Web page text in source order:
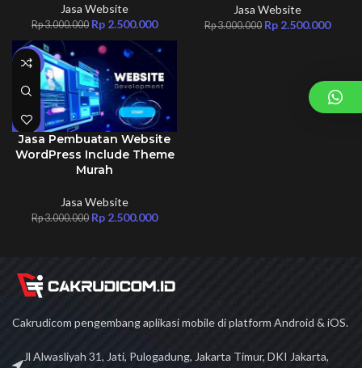
Jasa Website
Rp3.000.000 Rp 2.500.000
Jasa Website
Rp3.000.000 Rp 2.500.000
-17%
Jasa Pembuatan Website
WordPress Include Theme
Murah
Jasa Website
Rp3.000.000 Rp 2.500.000
Cakrudicom pengembang aplikasi mobile di platform Android & iOS.
Jl Alwasliyah 31, Jati, Pulogadung, Jakarta Timur, DKI Jakarta,